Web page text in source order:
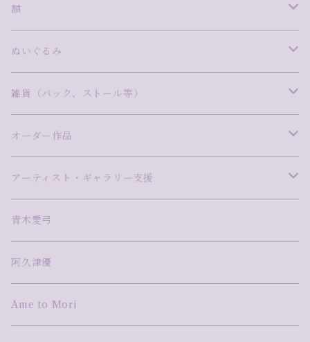
岩田圭音
ima
尾崎拓磨
絵画
青木愛弓
今泉敦子
写真
NaNaHa
松本健二
漆
久保万理子
網なおき
モザイク
小林真理江
切り絵
河野耕平
泉澤千景
沖中彩花
藤田えみ
湯浅明子
陶
Ame to Mori
飯村わかな
磁器
ステンドグラス
尾崎雅子
木彫
阿久津優
デジタル×立体
森田悠揮
mixed media
TAKU NISHIMURA
鋳金
河野太郎
西村柊成
藤田望愛
額
WAM FRAME INFINITY
ぬいぐるみ
Pink Giraffe（ピンクジラフ）
雑貨（バック、ストール等）
バック
ストール
オーダー作品
Pink-Giraffe
アーティスト・ギャラリー支援
アーティスト・ギャラリー支援
青木愛弓
阿久津優
Ame to Mori